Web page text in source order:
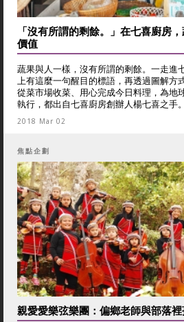
「沒有所謂的剩餘。」在七喜廚房
價值
蔬果與人一樣，沒有所謂的剩餘。一走進
上有這麼一句醒目的標語，再透過圖解方
從菜市場收菜、用心完成今日料理，為地
執行，都出自七喜廚房創辦人楊七喜之手
2018 Mar 02
焦點企劃
親愛愛樂弦樂團：偏鄉老師與部落